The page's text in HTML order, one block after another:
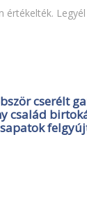
értékelték.
cserélt
család